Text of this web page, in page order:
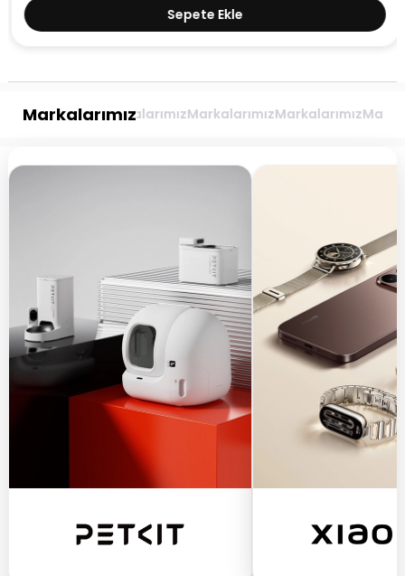
Sepete Ekle
Markalarımız
MarkalarımızMarkalarımızMarkalarımız